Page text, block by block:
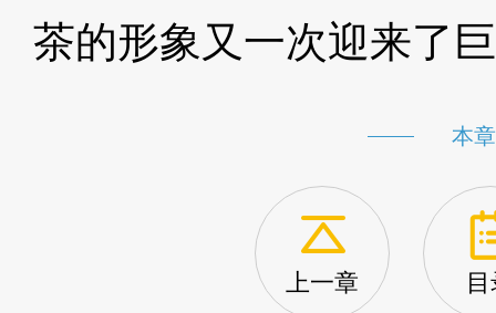
茶的形象又一次迎来了
本
上一章